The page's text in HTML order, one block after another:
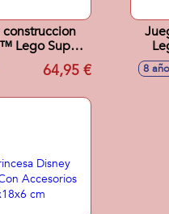
Lego Super
64,95 € 8